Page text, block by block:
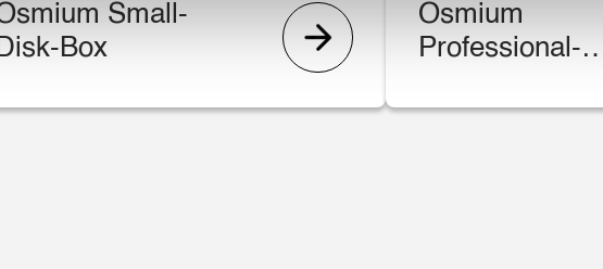
Small-
Disk-Box
Osmium
Professional-
Box